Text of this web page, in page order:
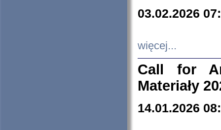
03.02.2026
więcej...
Call for
Materiały
14.01.2026